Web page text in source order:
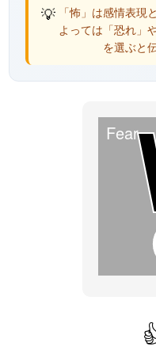
💡 「怖」は感情表現
よっては「恐れ」
を選ぶと
Fear